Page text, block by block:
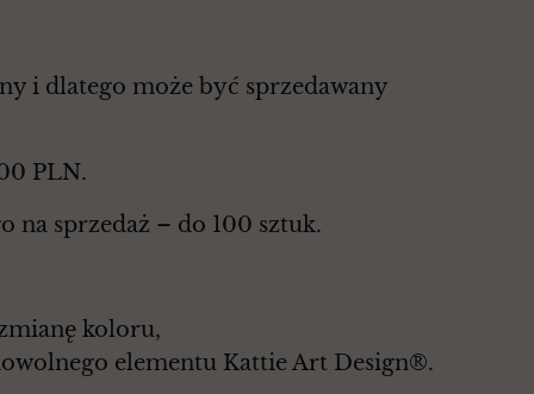
i dlatego może być sprzedawany
PLN.
na sprzedaż – do 100 sztuk.
koloru,
elementu Kattie Art Design®.